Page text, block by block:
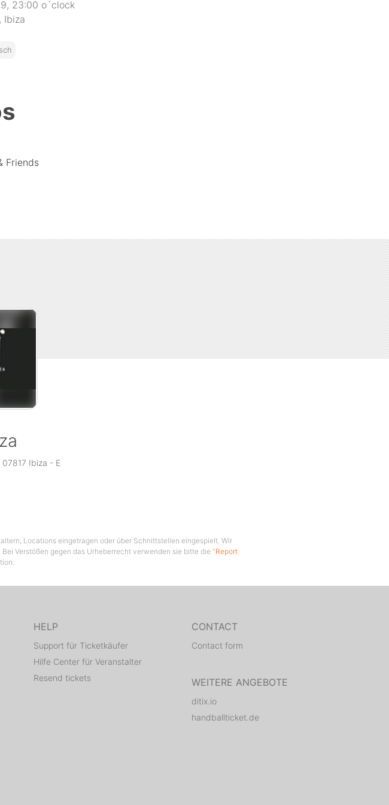
23:00 o´clock
Ibiza
Friends
Ibiza - E
Locations eingetragen oder über Schnittstellen eingespielt. Wir
Verstößen gegen das Urheberrecht verwenden sie bitte die "Report
HELP
Support für Ticketkäufer
Hilfe Center für Veranstalter
Resend tickets
CONTACT
Contact form
WEITERE ANGEBOTE
ditix.io
handballticket.de